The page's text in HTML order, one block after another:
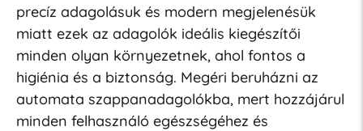
precíz adagolásuk és modern megjelenésük
miatt ezek az adagolók ideális kiegészítői
minden olyan környezetnek, ahol fontos a
higiénia és a biztonság. Megéri beruházni az
automata szappanadagolókba, mert hozzájárul
minden felhasználó egészségéhez és